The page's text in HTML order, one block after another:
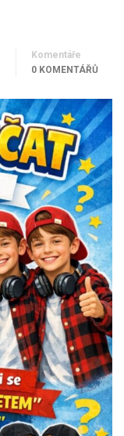
Komentáře
0 KOMENTÁŘŮ